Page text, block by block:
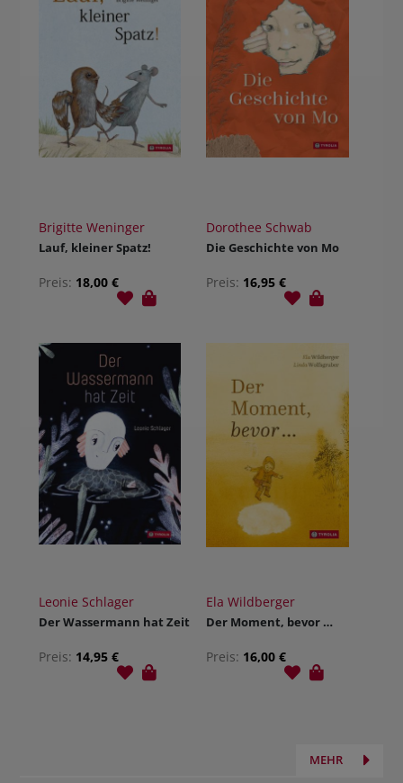
Brigitte Weninger
Lauf, kleiner Spatz!
Preis: 18,00 €
Dorothee Schwab
Die Geschichte von Mo
Preis: 16,95 €
Leonie Schlager
Der Wassermann hat Zeit
Preis: 14,95 €
Ela Wildberger
Der Moment, bevor …
Preis: 16,00 €
MEHR